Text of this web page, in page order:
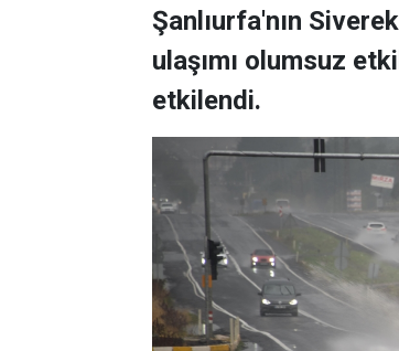
Şanlıurfa'nın
ulaşımı olumsuz
etkilendi.